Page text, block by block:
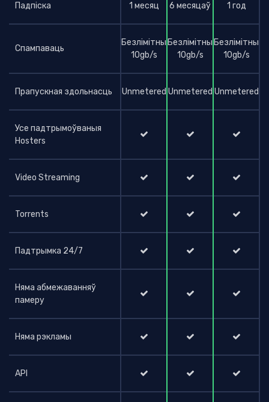
Падпіска 1 месяц 6 месяцаў 1 год
Спампаваць
Безлімітны
10gb/s
Безлімітны
10gb/s
Безлімітны
10gb/s
Прапускная здольнасць Unmetered Unmetered Unmetered
Усе падтрымоўваныя
Hosters
Video Streaming
Torrents
Падтрымка 24/7
Няма абмежаванняў
памеру
Няма рэкламы
API